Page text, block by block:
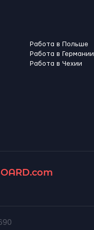
Работа в Польше
Работа в Германии
Работа в Чехии